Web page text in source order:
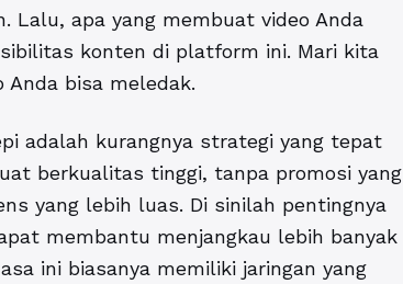
Lalu, apa yang membuat video Anda
konten di platform ini. Mari kita
Anda bisa meledak.
adalah kurangnya strategi yang tepat
berkualitas tinggi, tanpa promosi yang
yang lebih luas. Di sinilah pentingnya
membantu menjangkau lebih banyak
ini biasanya memiliki jaringan yang